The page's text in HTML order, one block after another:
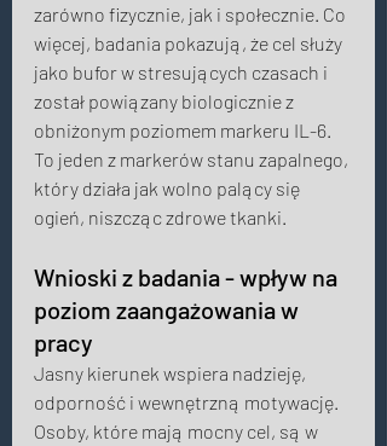
zarówno fizycznie, jak i społecznie. Co
więcej, badania pokazują, że cel służy
jako bufor w stresujących czasach i
został powiązany biologicznie z
obniżonym poziomem markeru IL-6.
To jeden z markerów stanu zapalnego,
który działa jak wolno palący się
ogień, niszcząc zdrowe tkanki.
Wnioski z badania - wpływ na
poziom zaangażowania w
pracy
Jasny kierunek wspiera nadzieję,
odporność i wewnętrzną motywację.
Osoby, które mają mocny cel, są w